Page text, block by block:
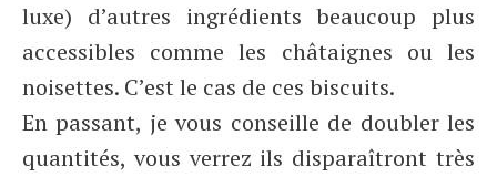
luxe) d’autres ingrédients beaucoup plus
accessibles comme les châtaignes ou les
noisettes. C’est le cas de ces biscuits.
En passant, je vous conseille de doubler les
quantités, vous verrez ils disparaîtront très